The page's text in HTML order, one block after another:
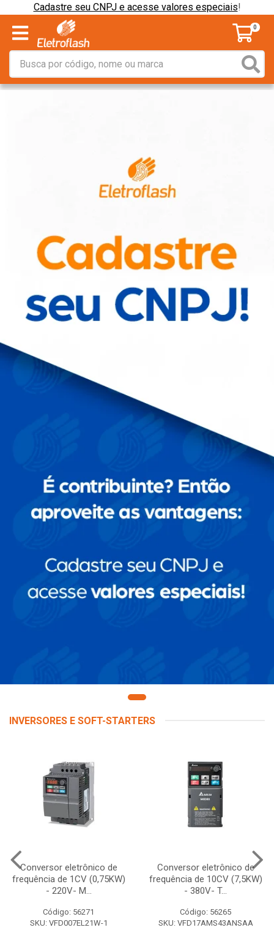
Cadastre seu CNPJ e acesse valores especiais!
0
INVERSORES E SOFT-STARTERS
Conversor eletrônico de
frequência de 1CV (0,75KW)
- 220V- M...
Código: 56271
SKU: VFD007EL21W-1
Conversor eletrônico de
frequência de 10CV (7,5KW)
- 380V- T...
Código: 56265
SKU: VFD17AMS43ANSAA